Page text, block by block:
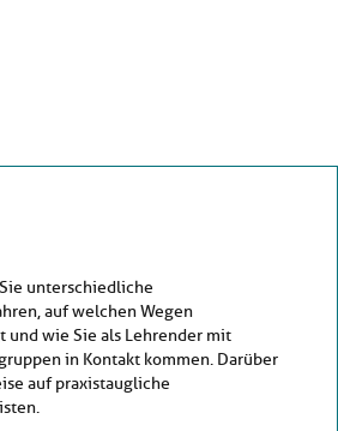
unterschiedliche
auf welchen Wegen
wie Sie als Lehrender mit
in Kontakt kommen. Darüber
auf praxistaugliche